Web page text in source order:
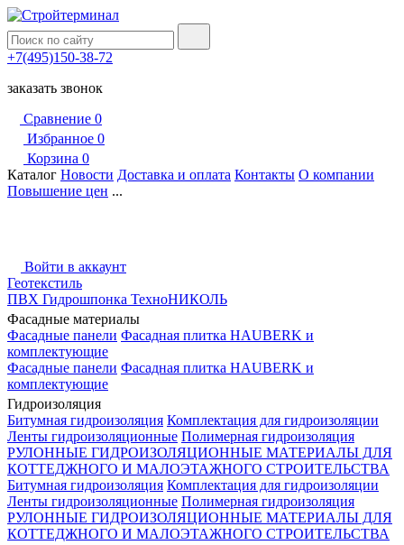
+7(495)150-38-72
заказать звонок
Сравнение 0
Избранное 0
Корзина 0
Каталог Новости Доставка и оплата Контакты О компании
Повышение цен ...
Войти в аккаунт
Геотекстиль
ПВХ Гидрошпонка ТехноНИКОЛЬ
Фасадные материалы
Фасадные панели Фасадная плитка HAUBERK и
комплектующие
Фасадные панели Фасадная плитка HAUBERK и
комплектующие
Гидроизоляция
Битумная гидроизоляция Комплектация для гидроизоляции
Ленты гидроизоляционные Полимерная гидроизоляция
РУЛОННЫЕ ГИДРОИЗОЛЯЦИОННЫЕ МАТЕРИАЛЫ ДЛЯ
КОТТЕДЖНОГО И МАЛОЭТАЖНОГО СТРОИТЕЛЬСТВА
Битумная гидроизоляция Комплектация для гидроизоляции
Ленты гидроизоляционные Полимерная гидроизоляция
РУЛОННЫЕ ГИДРОИЗОЛЯЦИОННЫЕ МАТЕРИАЛЫ ДЛЯ
КОТТЕДЖНОГО И МАЛОЭТАЖНОГО СТРОИТЕЛЬСТВА